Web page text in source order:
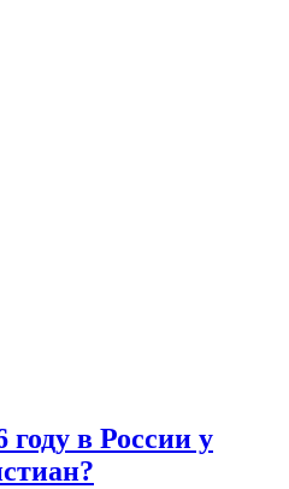
году в России у